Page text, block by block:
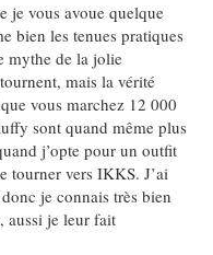
vous avoue quelque
bien les tenues pratiques
mythe de la jolie
mais la vérité
vous marchez 12 000
sont quand même plus
j’opte pour un outfit
tourner vers IKKS. J’ai
je connais très bien
aussi je leur fait